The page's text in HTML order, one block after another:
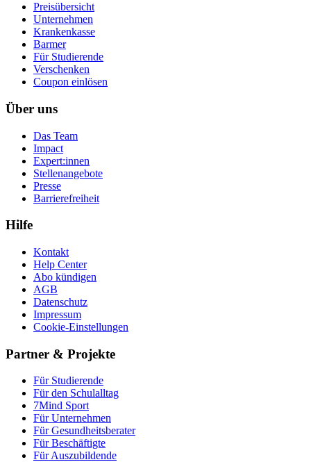
Preisübersicht
Unternehmen
Krankenkasse
Barmer
Für Studierende
Ver­schen­ken
Coupon einlösen
Über uns
Das Team
Impact
Expert:innen
Stellenangebote
Presse
Barrierefreiheit
Hilfe
Kontakt
Help Center
Abo kündigen
AGB
Datenschutz
Impressum
Cookie-Einstellungen
Partner & Projekte
Für Stu­die­rende
Für den Schulalltag
7Mind Sport
Für Unter­neh­men
Für Gesund­heits­be­ra­ter
Für Beschäftigte
Für Auszubildende